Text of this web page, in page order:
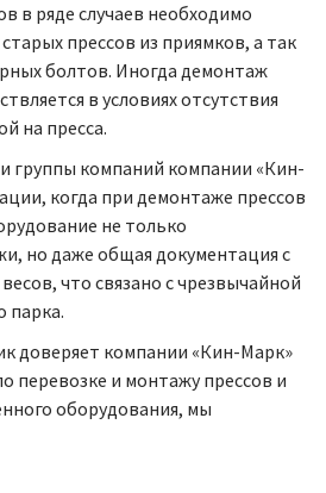
в ряде случаев необходимо
прессов из приямков, а так
болтов. Иногда демонтаж
в условиях отсутствия
на пресса.
группы компаний компании «Кин-
когда при демонтаже прессов
не только
но даже общая документация с
что связано с чрезвычайной
парка.
доверяет компании «Кин-Марк»
перевозке и монтажу прессов и
оборудования, мы